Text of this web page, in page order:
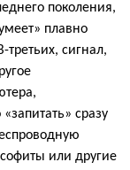
поколения,
плавно
сигнал,
сразу
или другие